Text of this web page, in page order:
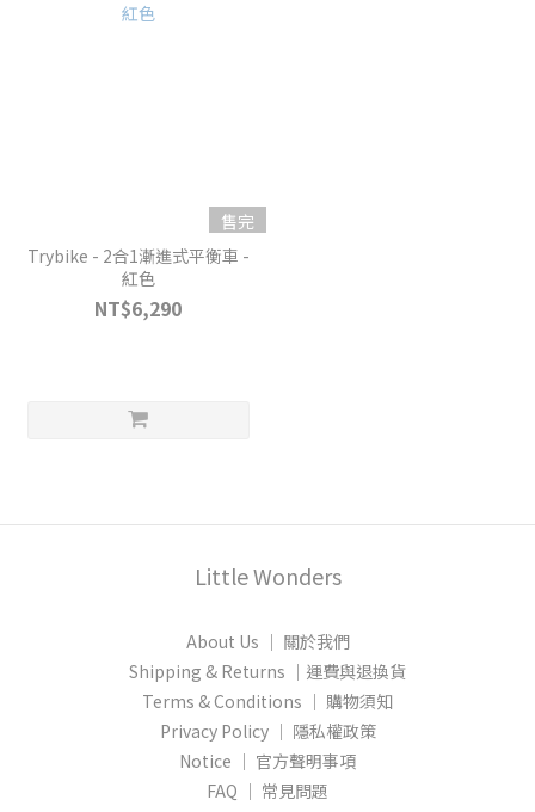
售完
Trybike - 2合1漸進式平衡車 -
紅色
NT$6,290
Little Wonders
About Us │ 關於我們
Shipping & Returns │運費與退換貨
Terms & Conditions │ 購物須知
Privacy Policy │ 隱私權政策
Notice │ 官方聲明事項
FAQ │ 常見問題